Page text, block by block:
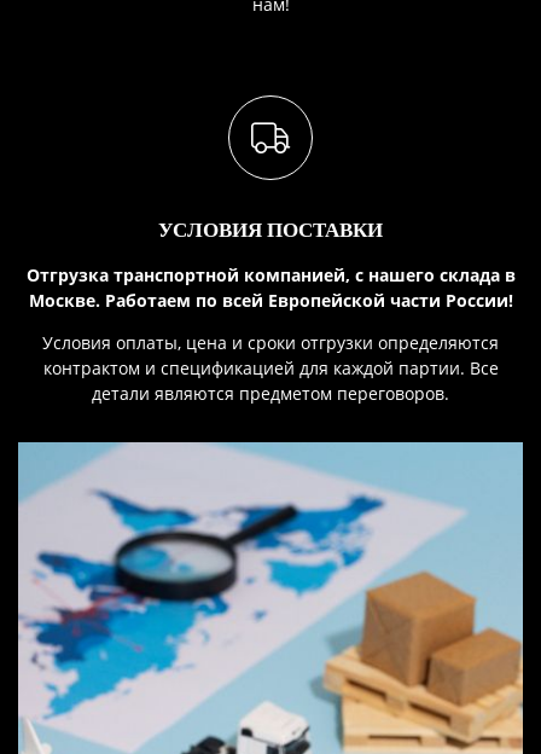
УСЛОВИЯ ПОСТАВКИ
Отгрузка транспортной компанией, с нашего склада в
Москве. Работаем по всей Европейской части России!
Условия оплаты, цена и сроки отгрузки определяются
контрактом и спецификацией для каждой партии. Все
детали являются предметом переговоров.